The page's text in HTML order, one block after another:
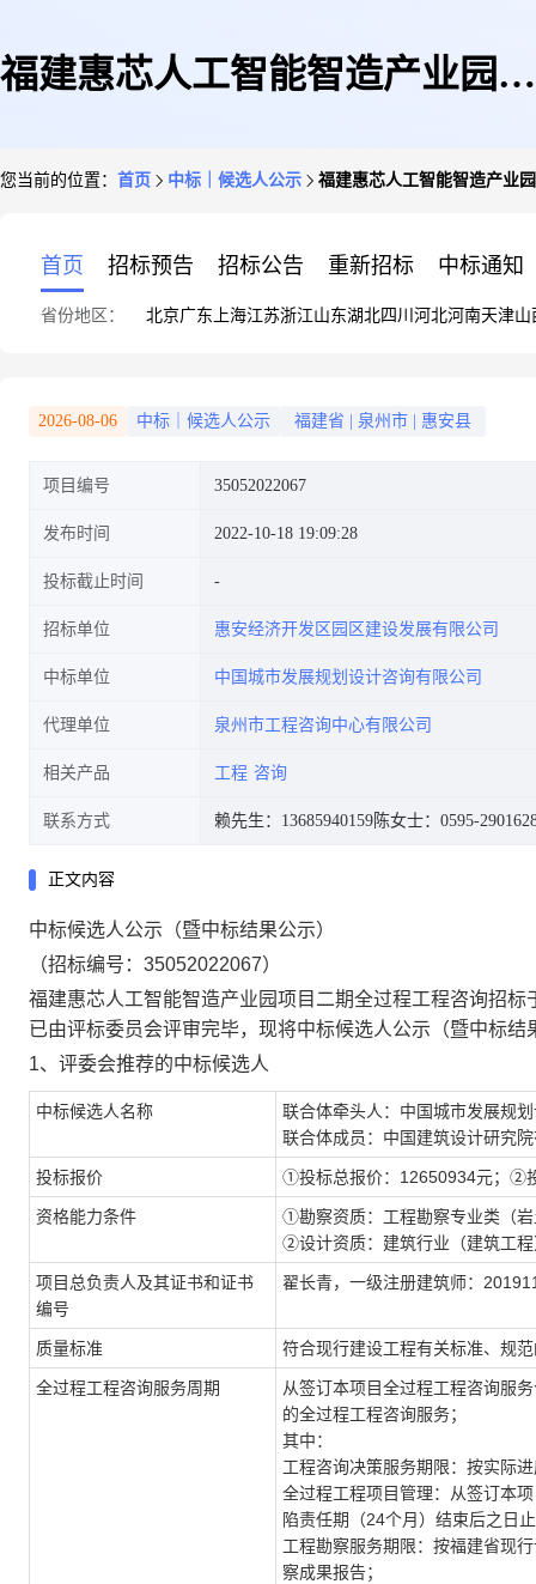
福建惠芯人工智能智造产业园项
您当前的位置： 首页 中标｜候选人公示 福建惠芯人工智能智造产业
首页 招标预告 招标公告 重新招标 中标通知
省份地区： 北京广东 上海江苏浙江山东湖北四川 河北河南天津山
2026-08-06 中标｜候选人公示 福建省 泉州市 惠安县
项目编号 35052022067
发布时间 2022-10-18 19:09:28
投标截止时间
招标单位 惠安经济开发区园区建设发展有限公司
中标单位 中国城市发展规划设计咨询有限公司
代理单位 泉州市工程咨询中心有限公司
相关产品 工程 咨询
联系方式 赖先生：13685940159陈女士：0595-
正文内容
中标候选人公示（暨中标结果公示）
（招标编号： 35052022067）
福建惠芯人工智能智造产业园项目二期全过程工程咨询招标
已由评标委员会评审完毕，现将中标候选人公示（暨中标结
1、评委会推荐的中标候选人
中标候选人名称
联合体牵头人：中国城市发展规
联合体成员： 中国建筑设计研究
投标报价 ①投标总报价： 12650934元； ②
资格能力条件 ①勘察资质： 工程勘察专业类（
②设计资质：建筑行业（建筑工
项目总负责人及其证书和证书
编号
翟长青， 一级注册建筑师：
质量标准 符合现行建设工程有关标准、规
全过程工程咨询服务周期
从签订本项目全过程工程咨询服
的全过程工程咨询服务；
其中：
工程咨询决策服务期限：按实际
全过程工程项目管理：从签订本
陷责任期（24个月）结束后之日
工程勘察服务期限：按福建省现
察成果报告；